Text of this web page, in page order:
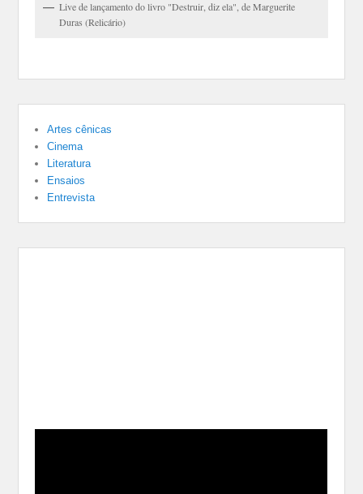
Live de lançamento do livro "Destruir, diz ela", de Marguerite
Duras (Relicário)
Artes cênicas
Cinema
Literatura
Ensaios
Entrevista